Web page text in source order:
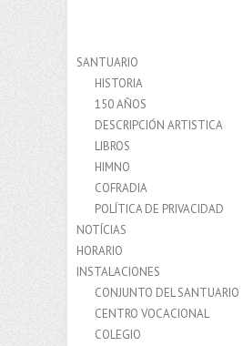
SANTUARIO
HISTORIA
150 AÑOS
DESCRIPCIÓN ARTISTICA
LIBROS
HIMNO
COFRADIA
POLÍTICA DE PRIVACIDAD
NOTÍCIAS
HORARIO
INSTALACIONES
CONJUNTO DEL SANTUARIO
CENTRO VOCACIONAL
COLEGIO